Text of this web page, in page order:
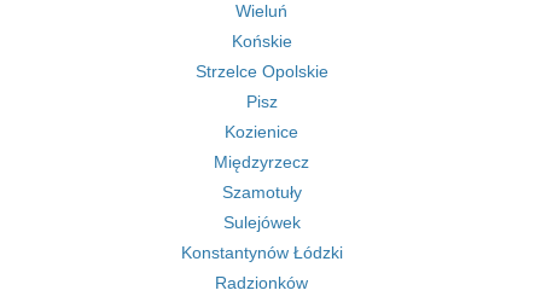
Wieluń
Końskie
Strzelce Opolskie
Pisz
Kozienice
Międzyrzecz
Szamotuły
Sulejówek
Konstantynów Łódzki
Radzionków